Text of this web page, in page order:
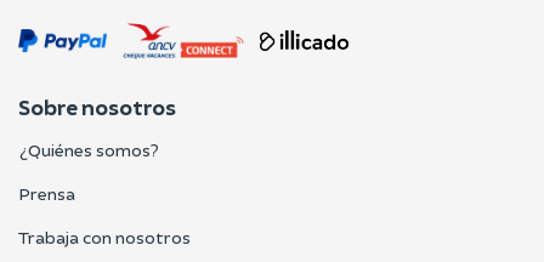
Sobre nosotros
¿Quiénes somos?
Prensa
Trabaja con nosotros